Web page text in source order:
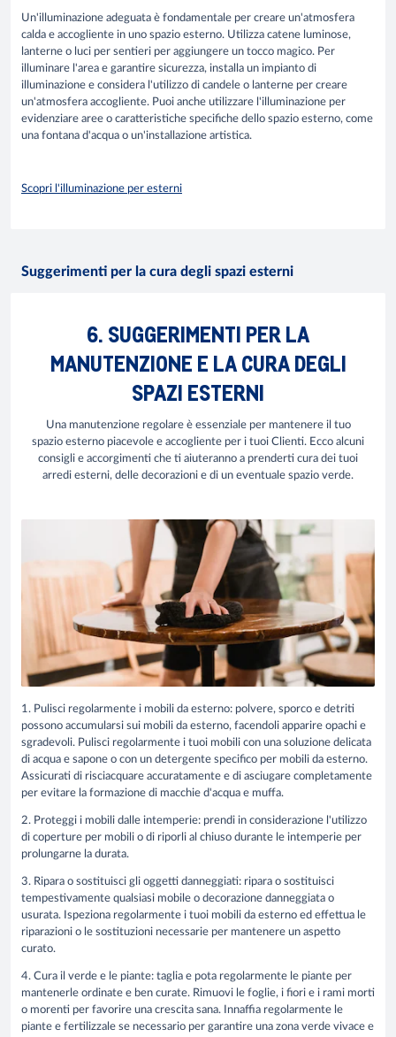
Un'illuminazione adeguata è fondamentale per creare un'atmosfera
calda e accogliente in uno spazio esterno. Utilizza catene luminose,
lanterne o luci per sentieri per aggiungere un tocco magico. Per
illuminare l'area e garantire sicurezza, installa un impianto di
illuminazione e considera l'utilizzo di candele o lanterne per creare
un'atmosfera accogliente. Puoi anche utilizzare l'illuminazione per
evidenziare aree o caratteristiche specifiche dello spazio esterno, come
una fontana d'acqua o un'installazione artistica.
Scopri l'illuminazione per esterni
Suggerimenti per la cura degli spazi esterni
6. SUGGERIMENTI PER LA
MANUTENZIONE E LA CURA DEGLI
SPAZI ESTERNI
Una manutenzione regolare è essenziale per mantenere il tuo
spazio esterno piacevole e accogliente per i tuoi Clienti. Ecco alcuni
consigli e accorgimenti che ti aiuteranno a prenderti cura dei tuoi
arredi esterni, delle decorazioni e di un eventuale spazio verde.
1. Pulisci regolarmente i mobili da esterno: polvere, sporco e detriti
possono accumularsi sui mobili da esterno, facendoli apparire opachi e
sgradevoli. Pulisci regolarmente i tuoi mobili con una soluzione delicata
di acqua e sapone o con un detergente specifico per mobili da esterno.
Assicurati di risciacquare accuratamente e di asciugare completamente
per evitare la formazione di macchie d'acqua e muffa.
2. Proteggi i mobili dalle intemperie: prendi in considerazione l'utilizzo
di coperture per mobili o di riporli al chiuso durante le intemperie per
prolungarne la durata.
3. Ripara o sostituisci gli oggetti danneggiati: ripara o sostituisci
tempestivamente qualsiasi mobile o decorazione danneggiata o
usurata. Ispeziona regolarmente i tuoi mobili da esterno ed effettua le
riparazioni o le sostituzioni necessarie per mantenere un aspetto
curato.
4. Cura il verde e le piante: taglia e pota regolarmente le piante per
mantenerle ordinate e ben curate. Rimuovi le foglie, i fiori e i rami morti
o morenti per favorire una crescita sana. Innaffia regolarmente le
piante e fertilizzale se necessario per garantire una zona verde vivace e